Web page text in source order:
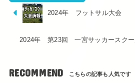
2024年 フットサル大会
2024年 第23回 一宮サッカースクー
RECOMMEND